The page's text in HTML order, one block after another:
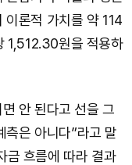
이론적 가치를 약 114
1,512.30원을 적용하
안 된다고 선을 그
측은 아니다”라고 말
금 흐름에 따라 결과